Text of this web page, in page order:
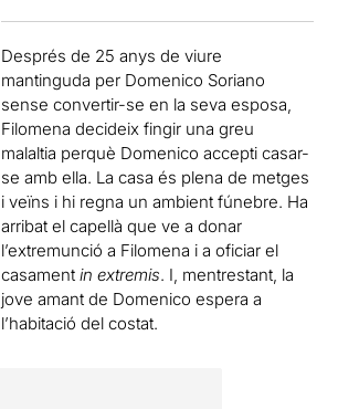
Després de 25 anys de viure
mantinguda per Domenico Soriano
sense convertir-se en la seva esposa,
Filomena decideix fingir una greu
malaltia perquè Domenico accepti casar-
se amb ella. La casa és plena de metges
i veïns i hi regna un ambient fúnebre. Ha
arribat el capellà que ve a donar
l’extremunció a Filomena i a oficiar el
casamentin extremis. I, mentrestant, la
jove amant de Domenico espera a
l’habitació del costat.